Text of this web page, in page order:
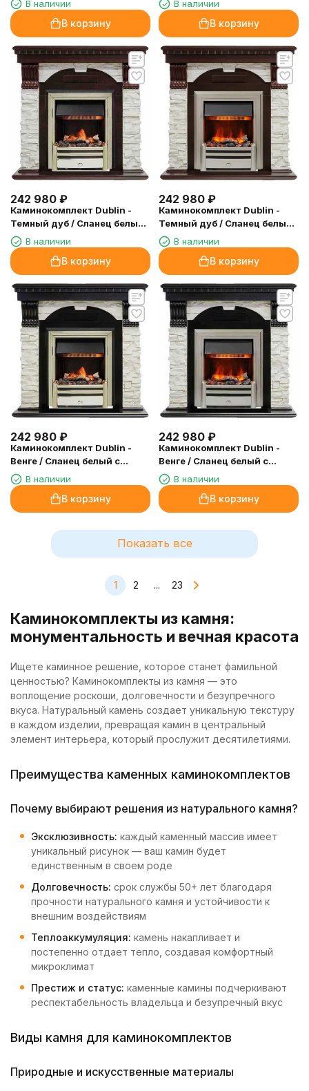
В наличии
В корзину
В наличии
В корзину
242 980 ₽
Каминокомплект Dublin -
Темный дуб / Сланец белый
с очагом Cavendish
В наличии
В корзину
242 980 ₽
Каминокомплект Dublin -
Темный дуб / Сланец белый
с очагом Chesford
В наличии
В корзину
242 980 ₽
Каминокомплект Dublin -
Венге / Сланец белый с
очагом Cavendish
В наличии
В корзину
242 980 ₽
Каминокомплект Dublin -
Венге / Сланец белый с
очагом Chesford
В наличии
В корзину
Показать все
1 2 ... 23
Каминокомплекты из камня:
монументальность и вечная красота
Ищете каминное решение, которое станет фамильной
ценностью? Каминокомплекты из камня — это
воплощение роскоши, долговечности и безупречного
вкуса. Натуральный камень создает уникальную текстуру
в каждом изделии, превращая камин в центральный
элемент интерьера, который прослужит десятилетиями.
Преимущества каменных каминокомплектов
Почему выбирают решения из натурального камня?
Эксклюзивность: каждый каменный массив имеет
уникальный рисунок — ваш камин будет
единственным в своем роде
Долговечность: срок службы 50+ лет благодаря
прочности натурального камня и устойчивости к
внешним воздействиям
Теплоаккумуляция: камень накапливает и
постепенно отдает тепло, создавая комфортный
микроклимат
Престиж и статус: каменные камины подчеркивают
респектабельность владельца и безупречный вкус
Виды камня для каминокомплектов
Природные и искусственные материалы